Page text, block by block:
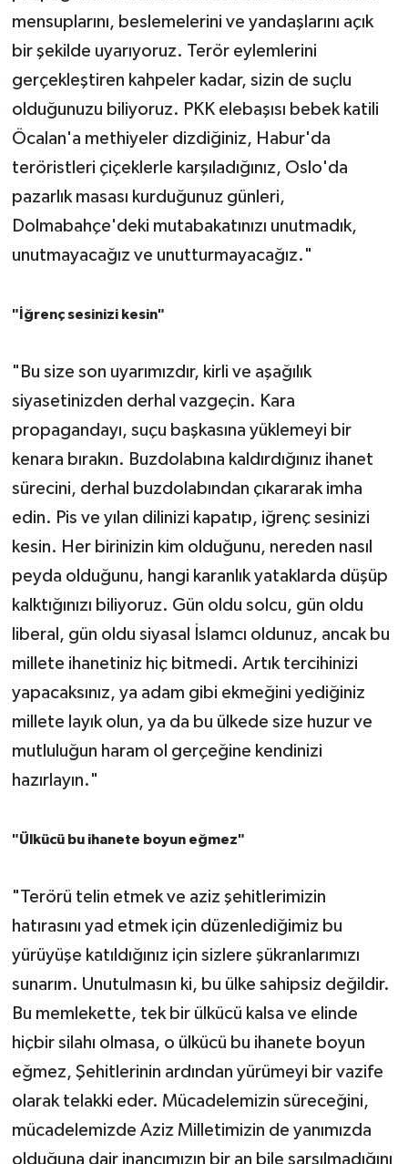
mensuplarını, beslemelerini ve yandaşlarını açık
bir şekilde uyarıyoruz. Terör eylemlerini
gerçekleştiren kahpeler kadar, sizin de suçlu
olduğunuzu biliyoruz. PKK elebaşısı bebek katili
Öcalan'a methiyeler dizdiğiniz, Habur'da
teröristleri çiçeklerle karşıladığınız, Oslo'da
pazarlık masası kurduğunuz günleri,
Dolmabahçe'deki mutabakatınızı unutmadık,
unutmayacağız ve unutturmayacağız."
"İğrenç sesinizi kesin"
"Bu size son uyarımızdır, kirli ve aşağılık
siyasetinizden derhal vazgeçin. Kara
propagandayı, suçu başkasına yüklemeyi bir
kenara bırakın. Buzdolabına kaldırdığınız ihanet
sürecini, derhal buzdolabından çıkararak imha
edin. Pis ve yılan dilinizi kapatıp, iğrenç sesinizi
kesin. Her birinizin kim olduğunu, nereden nasıl
peyda olduğunu, hangi karanlık yataklarda düşüp
kalktığınızı biliyoruz. Gün oldu solcu, gün oldu
liberal, gün oldu siyasal İslamcı oldunuz, ancak bu
millete ihanetiniz hiç bitmedi. Artık tercihinizi
yapacaksınız, ya adam gibi ekmeğini yediğiniz
millete layık olun, ya da bu ülkede size huzur ve
mutluluğun haram ol gerçeğine kendinizi
hazırlayın."
"Ülkücü bu ihanete boyun eğmez"
"Terörü telin etmek ve aziz şehitlerimizin
hatırasını yad etmek için düzenlediğimiz bu
yürüyüşe katıldığınız için sizlere şükranlarımızı
sunarım. Unutulmasın ki, bu ülke sahipsiz değildir.
Bu memlekette, tek bir ülkücü kalsa ve elinde
hiçbir silahı olmasa, o ülkücü bu ihanete boyun
eğmez, Şehitlerinin ardından yürümeyi bir vazife
olarak telakki eder. Mücadelemizin süreceğini,
mücadelemizde Aziz Milletimizin de yanımızda
olduğuna dair inancımızın bir an bile sarsılmadığını